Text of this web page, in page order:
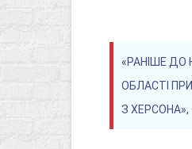
«РАНІШЕ ДО
ОБЛАСТІ
З ХЕРСОНА»,